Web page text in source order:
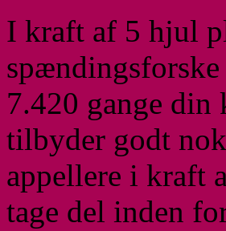
I kraft af 5 hjul
7.420 gange din
tilbyder godt
appellere i kraft
tage del inden